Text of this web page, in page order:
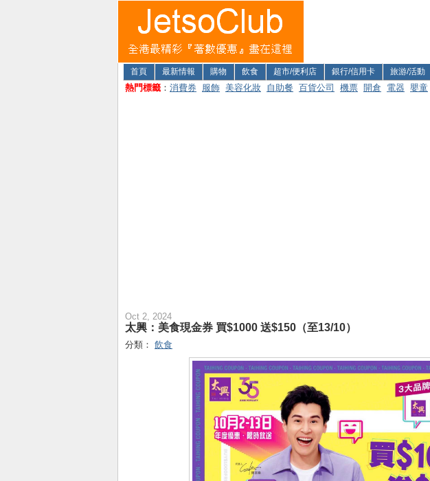
首頁 最新情報 購物 飲食 超市/便利店 銀行/信用卡 旅游/活動
熱門標籤 ： 消費券 服飾 美容化妝 自助餐 百貨公司 機票 開倉 電器 嬰童
Oct 2, 2024
太興：美食現金券 買$1000 送$150（至13/10）
分類： 飲食